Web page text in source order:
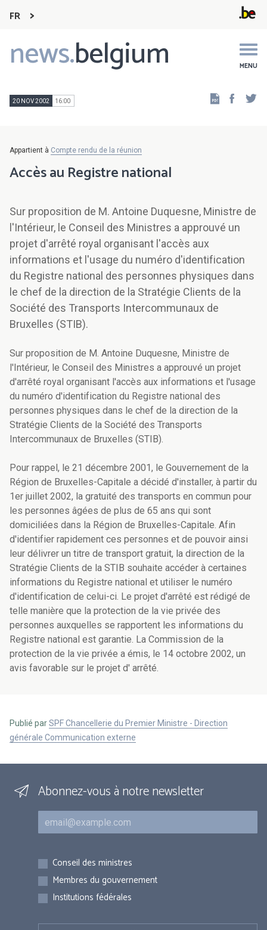
FR
news.belgium MENU
Main
navigation
20 NOV 2002 16:00
Appartient à Compte rendu de la réunion
Accès au Registre national
Sur proposition de M. Antoine Duquesne, Ministre de
l'Intérieur, le Conseil des Ministres a approuvé un
projet d'arrêté royal organisant l'accès aux
informations et l'usage du numéro d'identification
du Registre national des personnes physiques dans
le chef de la direction de la Stratégie Clients de la
Société des Transports Intercommunaux de
Bruxelles (STIB).
Sur proposition de M. Antoine Duquesne, Ministre de
l'Intérieur, le Conseil des Ministres a approuvé un projet
d'arrêté royal organisant l'accès aux informations et l'usage
du numéro d'identification du Registre national des
personnes physiques dans le chef de la direction de la
Stratégie Clients de la Société des Transports
Intercommunaux de Bruxelles (STIB).
Pour rappel, le 21 décembre 2001, le Gouvernement de la
Région de Bruxelles-Capitale a décidé d'installer, à partir du
1er juillet 2002, la gratuité des transports en commun pour
les personnes âgées de plus de 65 ans qui sont
domiciliées dans la Région de Bruxelles-Capitale. Afin
d'identifier rapidement ces personnes et de pouvoir ainsi
leur délivrer un titre de transport gratuit, la direction de la
Stratégie Clients de la STIB souhaite accéder à certaines
informations du Registre national et utiliser le numéro
d'identification de celui-ci. Le projet d'arrêté est rédigé de
telle manière que la protection de la vie privée des
personnes auxquelles se rapportent les informations du
Registre national est garantie. La Commission de la
protection de la vie privée a émis, le 14 octobre 2002, un
avis favorable sur le projet d' arrêté.
Publié parSPF Chancellerie du Premier Ministre - Direction
générale Communication externe
Abonnez-vous à notre newsletter
Courriel
Inscriptions
Conseil des ministres
Membres du gouvernement
Institutions fédérales